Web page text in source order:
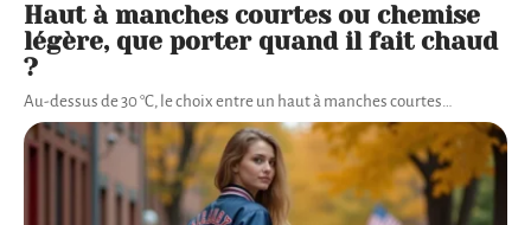
Haut à manches courtes ou chemise
légère, que porter quand il fait chaud
?
Au-dessus de 30 °C, le choix entre un haut à manches courtes…